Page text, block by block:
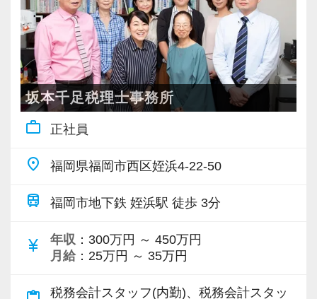
・個人～大企業まで幅広く経験可能
・税務顧問＋資産税に関与
・相続／事業承継／M&Aにも対応
＜成長中の税理士法人＞
・全国14拠点で事業展開
・従業員240名以上に拡大
・会計・税務・財務・労務まで対応
・専門家が在籍しワンストップ支援
・書籍購入費／研修費は全額会社負担
・隔月で税法・実務の学習会あり
坂本千足税理士事務所
work_outline 正社員
place 福岡県福岡市西区姪浜4-22-50
train 福岡市地下鉄 姪浜駅 徒歩 3分
currency_yen 年収 ：300万円 ～ 450万円
月給 ：25万円 ～ 35万円
税務会計スタッフ(内勤)、税務会計スタッ